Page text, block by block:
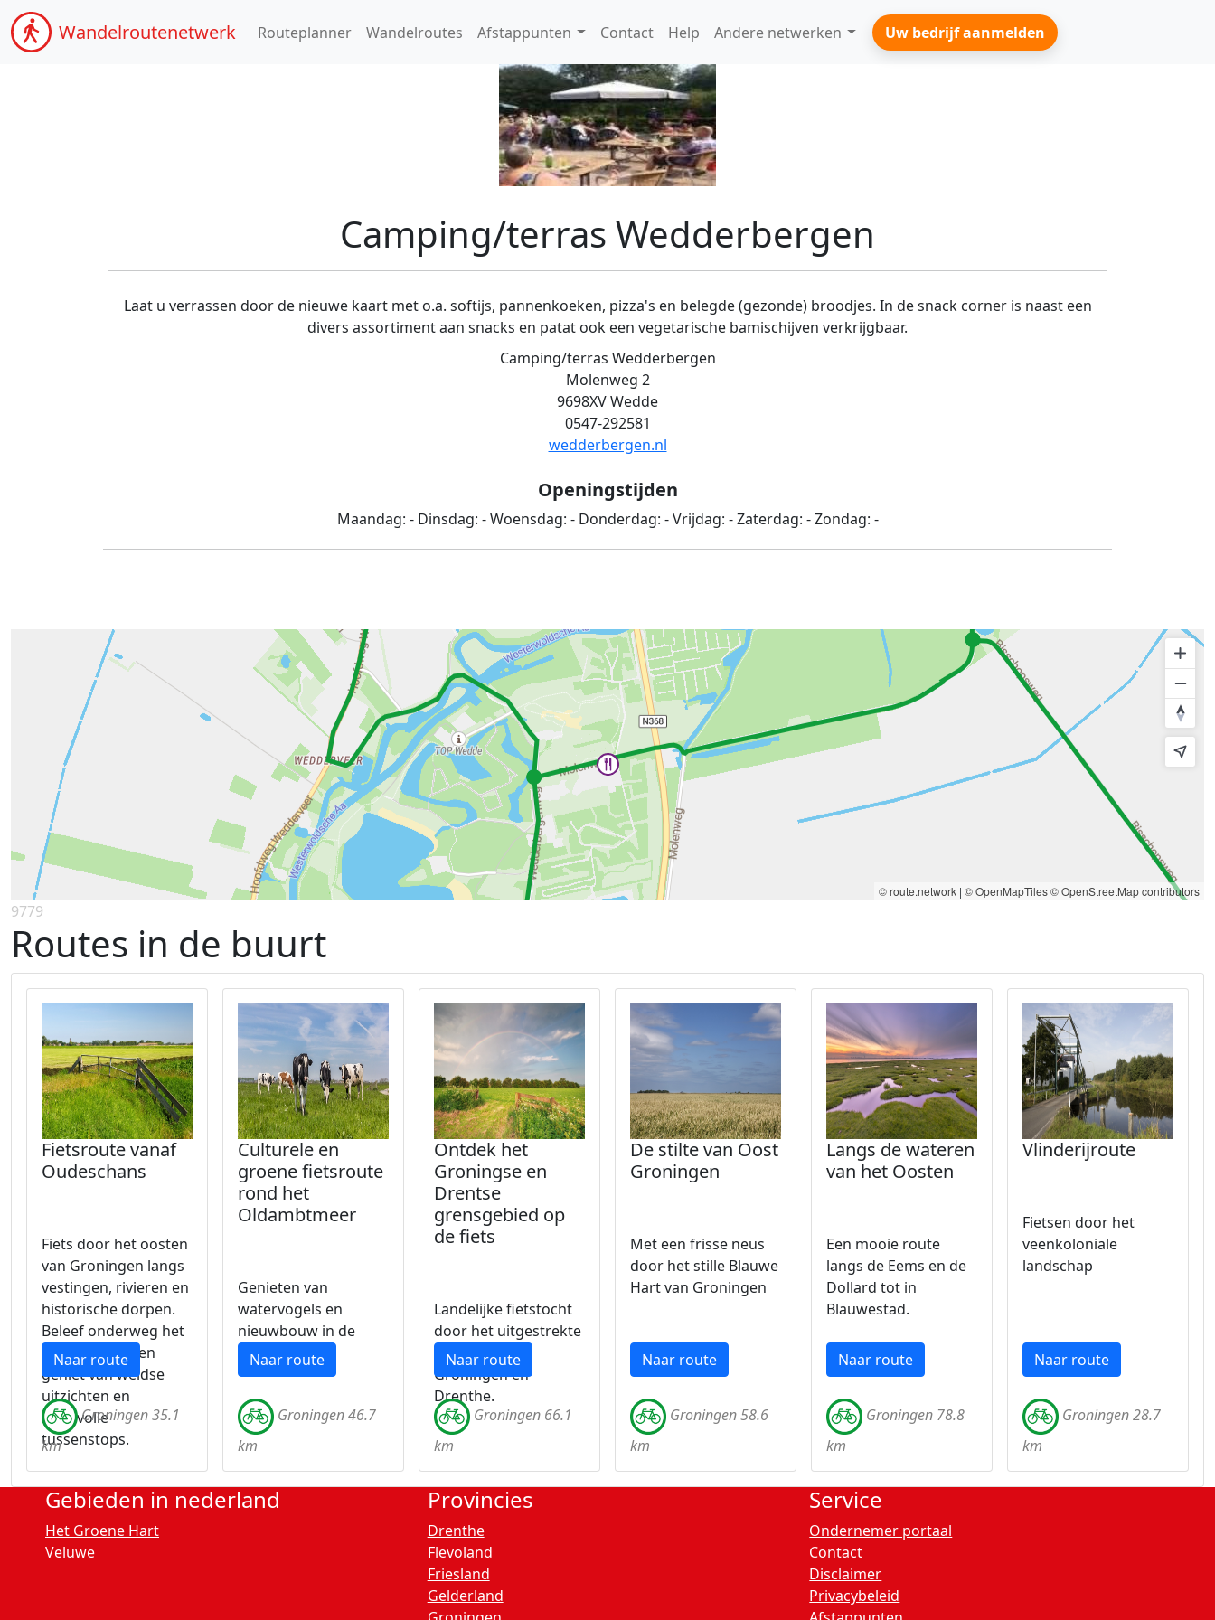
Wandelroutenetwerk Routeplanner Wandelroutes Afstappunten Contact Help Andere netwerken Uw bedrijf aanmelden
Camping/terras Wedderbergen
Laat u verrassen door de nieuwe kaart met o.a. softijs, pannenkoeken, pizza's en belegde (gezonde) broodjes. In de snack corner is naast een
divers assortiment aan snacks en patat ook een vegetarische bamischijven verkrijgbaar.
Camping/terras Wedderbergen
Molenweg 2
9698XV Wedde
0547-292581
wedderbergen.nl
Openingstijden
Maandag: - Dinsdag: -Woensdag: - Donderdag: -Vrijdag: -Zaterdag: -Zondag: -
© route.network | © OpenMapTiles© OpenStreetMap contributors
9779
Routes in de buurt
Fietsroute vanaf
Oudeschans
Fiets door het oosten
van Groningen langs
vestingen, rivieren en
historische dorpen.
Beleef onderweg het
rijke verleden en
geniet van weidse
uitzichten en
sfeervolle
tussenstops.
Naar route
Groningen 35.1
km
Culturele en
groene fietsroute
rond het
Oldambtmeer
Genieten van
watervogels en
nieuwbouw in de
Blauwe stad.
Naar route
Groningen 46.7
km
Ontdek het
Groningse en
Drentse
grensgebied op
de fiets
Landelijke fietstocht
door het uitgestrekte
landschap van
Groningen en
Drenthe.
Naar route
Groningen 66.1
km
De stilte van Oost
Groningen
Met een frisse neus
door het stille Blauwe
Hart van Groningen
Naar route
Groningen 58.6
km
Langs de wateren
van het Oosten
Een mooie route
langs de Eems en de
Dollard tot in
Blauwestad.
Naar route
Groningen 78.8
km
Vlinderijroute
Fietsen door het
veenkoloniale
landschap
Naar route
Groningen 28.7
km
Gebieden in nederland
Het Groene Hart
Veluwe
Provincies
Drenthe
Flevoland
Friesland
Gelderland
Service
Ondernemer portaal
Contact
Disclaimer
Privacybeleid